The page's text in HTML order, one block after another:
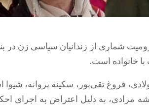
شماری از زندانیان سیاسی زن در
خانواده است.
فروغ تقی‌پور، سکینه پروانه،
مرادی، به دلیل اعتراض به اجرای